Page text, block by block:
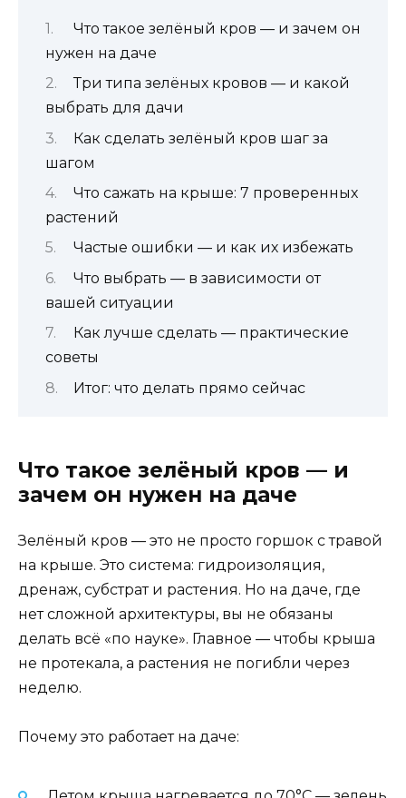
Что такое зелёный кров — и зачем он
нужен на даче
Три типа зелёных кровов — и какой
выбрать для дачи
Как сделать зелёный кров шаг за
шагом
Что сажать на крыше: 7 проверенных
растений
Частые ошибки — и как их избежать
Что выбрать — в зависимости от
вашей ситуации
Как лучше сделать — практические
советы
Итог: что делать прямо сейчас
Что такое зелёный кров — и
зачем он нужен на даче
Зелёный кров — это не просто горшок с травой
на крыше. Это система: гидроизоляция,
дренаж, субстрат и растения. Но на даче, где
нет сложной архитектуры, вы не обязаны
делать всё «по науке». Главное — чтобы крыша
не протекала, а растения не погибли через
неделю.
Почему это работает на даче: